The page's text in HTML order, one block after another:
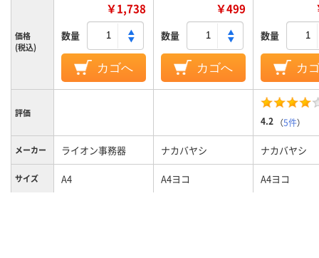
価格
(税込)
￥1,738
数量
カゴへ
￥499
数量
カゴへ
数量
カ
評価
4.2 （5件）
メーカー ライオン事務器 ナカバヤシ ナカバヤシ
サイズ A4 A4ヨコ A4ヨコ